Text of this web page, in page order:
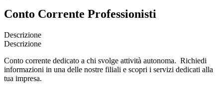
Conto Corrente Professionisti
Descrizione
Descrizione
Conto corrente dedicato a chi svolge attività autonoma. Richiedi
informazioni in una delle nostre filiali e scopri i servizi dedicati alla
tua impresa.